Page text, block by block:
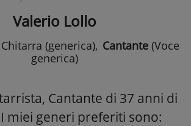
Valerio Lollo
(generica), Cantante (Voce
generica)
Cantante di 37 anni di
miei generi preferiti sono: